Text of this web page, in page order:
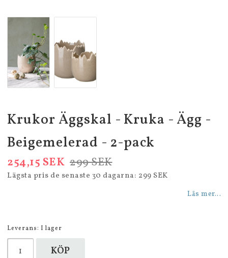
Krukor Äggskal - Kruka - Ägg -
Beigemelerad - 2-pack
299 SEK
254,15 SEK
Lägsta pris de senaste 30 dagarna 299 SEK
Läs mer...
Leverans: I lager
KÖP